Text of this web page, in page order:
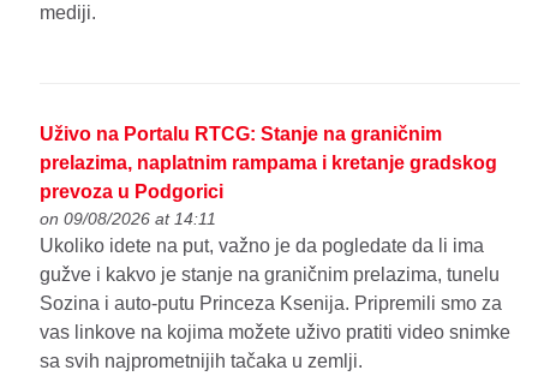
mediji.
Uživo na Portalu RTCG: Stanje na graničnim
prelazima, naplatnim rampama i kretanje gradskog
prevoza u Podgorici
on 09/08/2026 at 14:11
Ukoliko idete na put, važno je da pogledate da li ima
gužve i kakvo je stanje na graničnim prelazima, tunelu
Sozina i auto-putu Princeza Ksenija. Pripremili smo za
vas linkove na kojima možete uživo pratiti video snimke
sa svih najprometnijih tačaka u zemlji.